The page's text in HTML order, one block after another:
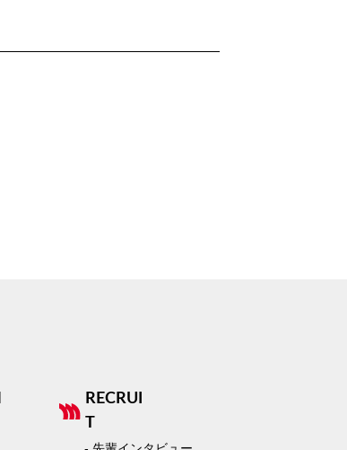
RECRUI
T